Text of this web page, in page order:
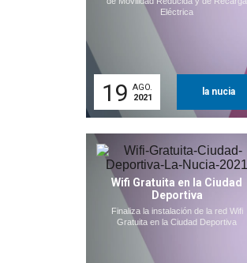
Eléctrica
19 AGO.
2021
la nucia
Wifi Gratuita en la Ciudad
Deportiva
Finaliza la instalación de la red Wifi
Gratuita en la Ciudad Deportiva